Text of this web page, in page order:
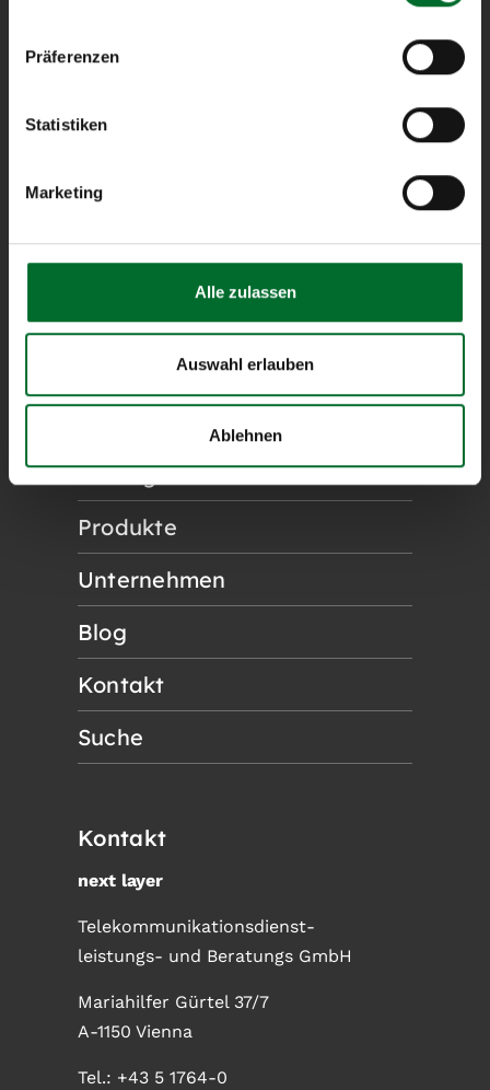
Präferenzen
Statistiken
Marketing
Alle zulassen
Auswahl erlauben
Ablehnen
österreichischer Internet
angepasste Lösungen für
Serverinfrastruktur von
Kundenportal
Lösungen
Produkte
Unternehmen
Blog
Kontakt
Suche
Kontakt
next layer
Telekommunikationsdienst-
leistungs- und Beratungs GmbH
Mariahilfer Gürtel 37/7
A-1150 Vienna
Tel.: +43 5 1764-0